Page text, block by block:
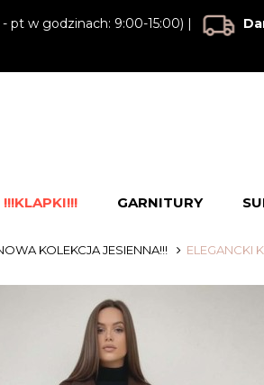
- pt w godzinach: 9:00-15:00) |
!!!KLAPKI!!! GARNITURY
KOLEKCJA JESIENNA!!! ELEGANCKI